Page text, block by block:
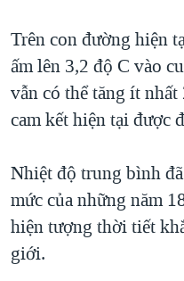
Trên con đường hiện
ấm lên 3,2 độ C vào
vẫn có thể tăng ít
cam kết hiện tại được
Nhiệt độ trung bình
mức của những năm
hiện tượng thời tiết
giới.